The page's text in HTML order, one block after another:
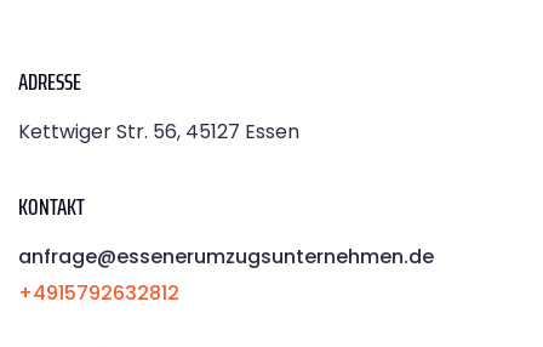
ADRESSE
Kettwiger Str. 56, 45127 Essen
KONTAKT
anfrage@essenerumzugsunternehmen.de
+4915792632812